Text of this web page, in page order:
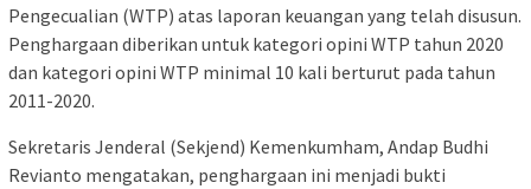
Pengecualian (WTP) atas laporan keuangan yang telah disusun.
Penghargaan diberikan untuk kategori opini WTP tahun 2020
dan kategori opini WTP minimal 10 kali berturut pada tahun
2011-2020.
Sekretaris Jenderal (Sekjend) Kemenkumham, Andap Budhi
Revianto mengatakan, penghargaan ini menjadi bukti